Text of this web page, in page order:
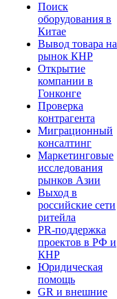
Поиск
оборудования в
Китае
Вывод товара на
рынок КНР
Открытие
компании в
Гонконге
Проверка
контрагента
Миграционный
консалтинг
Маркетинговые
исследования
рынков Азии
Выход в
российские сети
ритейла
PR-поддержка
проектов в РФ и
КНР
Юридическая
помощь
GR и внешние